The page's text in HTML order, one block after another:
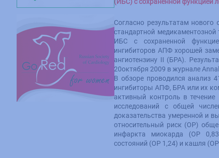
Согласно результатам
стандартной
ИБС с сохраненной
ингибиторов АПФ хорошей
ангиотензину II (БРА).
20октября 2009 в журнале
В обзоре проводился анализ
ингибиторы АПФ, БРА или их
активный контроль в
исследований с общей
доказательства умеренной и
относительный риск (ОР)
инфаркта миокарда (ОР
состояний (ОР 1,24) и кашля